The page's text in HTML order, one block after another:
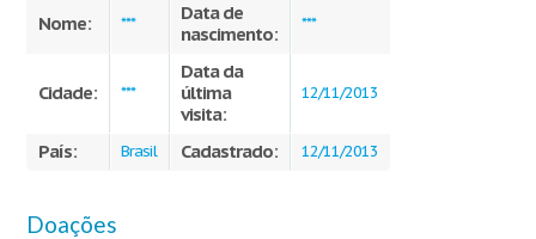
Contate-nos
Nome: ***
Data de
nascimento:
***
Cidade: ***
Data da
última
visita:
12/11/2013
País: Brasil Cadastrado: 12/11/2013
Doações